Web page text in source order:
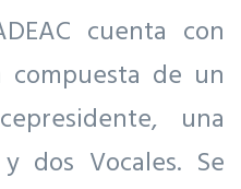
cuenta con
compuesta de un
una
dos Vocales. Se